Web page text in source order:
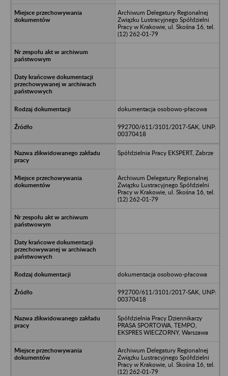
Archiwum Delegatury Regionalnej
Związku Lustracyjnego Spółdzielni
Pracy w Krakowie, ul. Skośna 16, tel.
(12) 262-01-79
dokumentacja osobowo-płacowa
992700/611/3101/2017-SAK, UNP:
00370418
Spółdzielnia Pracy EKSPERT, Zabrze
Archiwum Delegatury Regionalnej
Związku Lustracyjnego Spółdzielni
Pracy w Krakowie, ul. Skośna 16, tel.
(12) 262-01-79
dokumentacja osobowo-płacowa
992700/611/3101/2017-SAK, UNP:
00370418
Spółdzielnia Pracy Dziennikarzy
PRASA SPORTOWA, TEMPO,
EKSPRES WIECZORNY, Warszawa
Archiwum Delegatury Regionalnej
Związku Lustracyjnego Spółdzielni
Pracy w Krakowie, ul. Skośna 16, tel.
(12) 262-01-79